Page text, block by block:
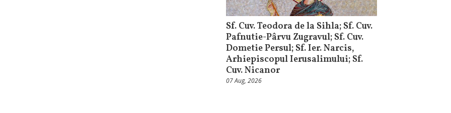
Sf. Cuv. Teodora de la Sihla; Sf. Cuv.
Pafnutie-Pârvu Zugravul; Sf. Cuv.
Dometie Persul; Sf. Ier. Narcis,
Arhiepiscopul Ierusalimului; Sf.
Cuv. Nicanor
07 Aug, 2026